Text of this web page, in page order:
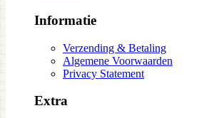
Informatie
Verzending & Betaling
Algemene Voorwaarden
Privacy Statement
Extra